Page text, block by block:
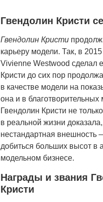
Гвендолин Кристи
Гвендолин Кристи
карьеру модели. Так, в
Vivienne Westwood сделал
Кристи до сих пор
в качестве модели на
она и в благотворительных
Гвендолин Кристи не
в реальной жизни
нестандартная внешность
добиться больших высот в
модельном бизнесе.
Награды и звания
Кристи